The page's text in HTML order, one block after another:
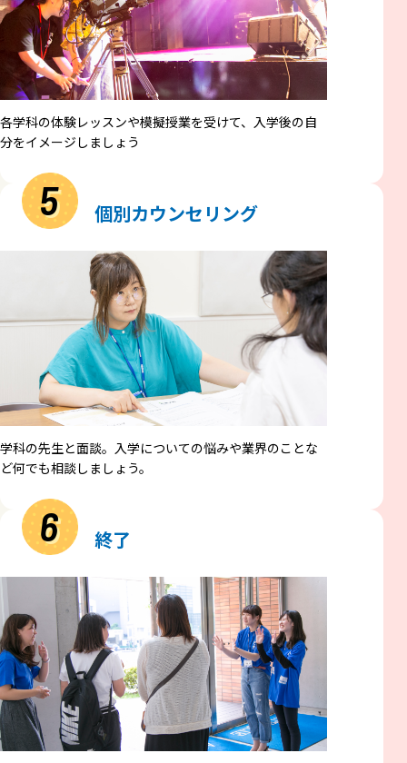
各学科の体験レッスンや模擬授業を受けて、入学後の自
分をイメージしましょう
5 個別カウンセリング
学科の先生と面談。入学についての悩みや業界のことな
ど何でも相談しましょう。
6 終了